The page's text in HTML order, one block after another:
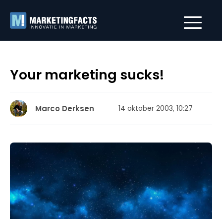
Your marketing sucks!
Marco Derksen 14 oktober 2003, 10:27